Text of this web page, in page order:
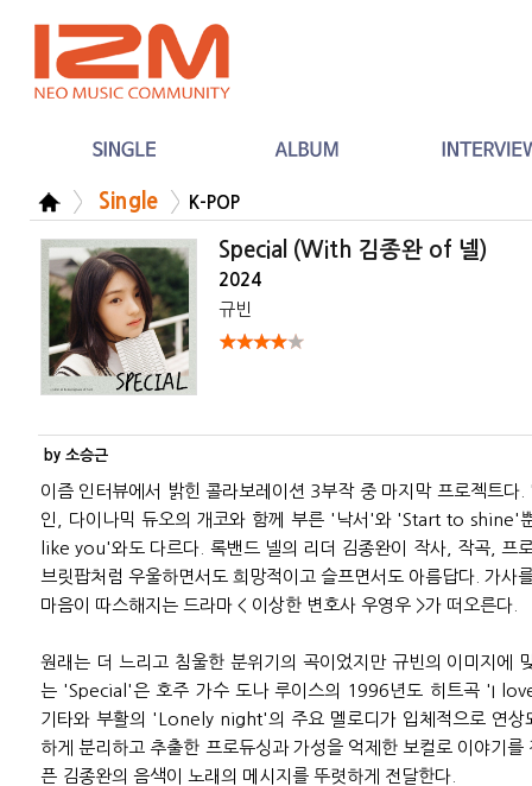
Single K-POP
Special (With 김종완 of 넬)
2024
규빈
by 소승근
이즘 인터뷰에서 밝힌 콜라보레이션 3부작 중 마지막 프로젝트
인, 다이나믹 듀오의 개코와 함께 부른 '낙서'와 'Start to shine'
like you'와도 다르다. 록밴드 넬의 리더 김종완이 작사, 작곡, 프
브릿팝처럼 우울하면서도 희망적이고 슬프면서도 아름답다. 가사
마음이 따스해지는 드라마 < 이상한 변호사 우영우 >가 떠오른다.
원래는 더 느리고 침울한 분위기의 곡이었지만 규빈의 이미지에
는 'Special'은 호주 가수 도나 루이스의 1996년도 히트곡 'I
기타와 부활의 'Lonely night'의 주요 멜로디가 입체적으로 연상
하게 분리하고 추출한 프로듀싱과 가성을 억제한 보컬로 이야기
픈 김종완의 음색이 노래의 메시지를 뚜렷하게 전달한다.